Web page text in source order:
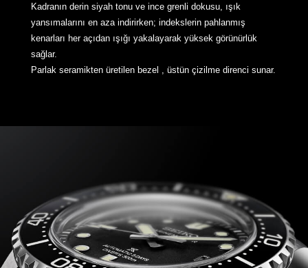
Kadranın derin siyah tonu ve ince grenli dokusu, ışık
yansımalarını en aza indirirken; indekslerin pahlanmış
kenarları her açıdan ışığı yakalayarak yüksek görünürlük
sağlar.
Parlak seramikten üretilen bezel , üstün çizilme direnci sunar.